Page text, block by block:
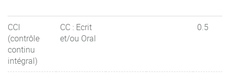
CCI
(contrôle
continu
intégral)
CC : Ecrit
et/ou Oral
0.5